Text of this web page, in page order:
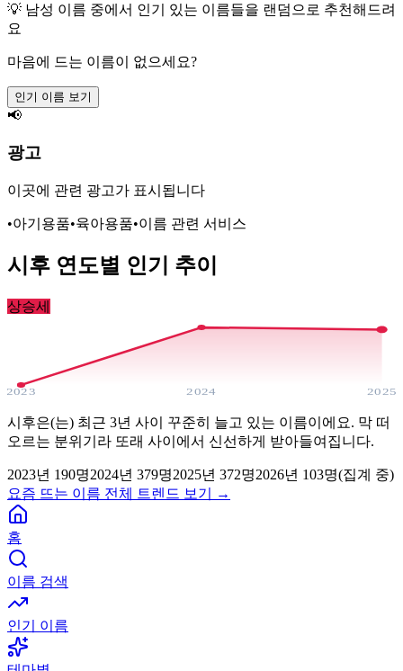
💡 남성 이름 중에서 인기 있는 이름들을 랜덤으로 추천해드려
요
마음에 드는 이름이 없으세요?
인기 이름 보기
📢
광고
이곳에 관련 광고가 표시됩니다
•아기용품•육아용품•이름 관련 서비스
시후 연도별 인기 추이
상승세
2023 2024 2025
시후은(는) 최근 3년 사이 꾸준히 늘고 있는 이름이에요. 막 떠
오르는 분위기라 또래 사이에서 신선하게 받아들여집니다.
2023년 190명2024년 379명2025년 372명2026년 103명(집계 중)
요즘 뜨는 이름 전체 트렌드 보기 →
홈
이름 검색
인기 이름